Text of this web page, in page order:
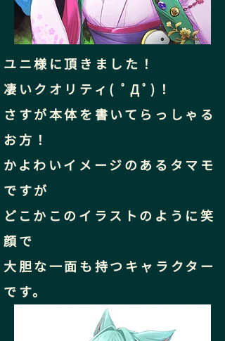
ユニ様に頂きました！
凄いクオリティ( ﾟДﾟ)！
さすが本体を書いてらっしゃる
お方！
かよわいイメージのあるタマモ
ですが
どこかこのイラストのように笑
顔で
​大胆な一面も持つキャラクター
です。